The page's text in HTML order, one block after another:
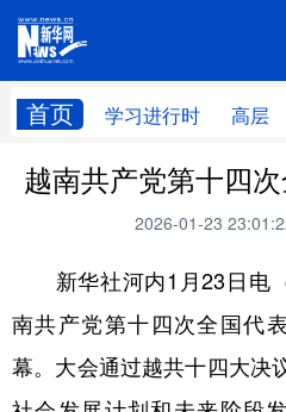
首页 学习进行时 高层
网站
学习进行时 高层
财经
台湾 思客智库
科技 科创
文化 书画
越南共产党第十四
2026-01-23
新华社河内1月23日电（
南共产党第十四次全国代
幕。大会通过越共十四大决